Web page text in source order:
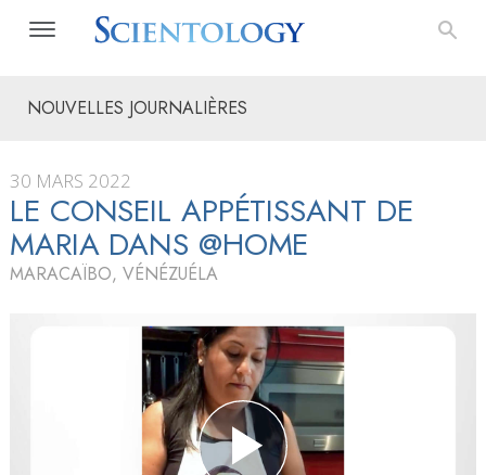
NOUVELLES JOURNALIÈRES
30 MARS 2022
LE CONSEIL APPÉTISSANT DE
MARIA DANS @HOME
MARACAÏBO, VÉNÉZUÉLA